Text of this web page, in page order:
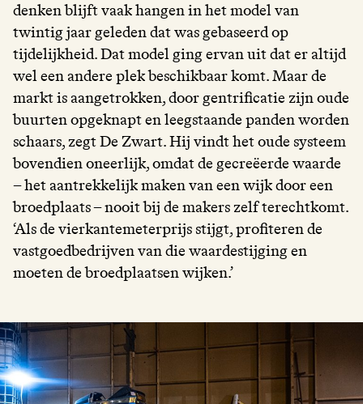
denken blijft vaak hangen in het model van
twintig jaar geleden dat was gebaseerd op
tijdelijkheid. Dat model ging ervan uit dat er altijd
wel een andere plek beschikbaar komt. Maar de
markt is aangetrokken, door gentrificatie zijn oude
buurten opgeknapt en leegstaande panden worden
schaars, zegt De Zwart. Hij vindt het oude systeem
bovendien oneerlijk, omdat de gecreëerde waarde
– het aantrekkelijk maken van een wijk door een
broedplaats – nooit bij de makers zelf terechtkomt.
‘Als de vierkantemeterprijs stijgt, profiteren de
vastgoedbedrijven van die waardestijging en
moeten de broedplaatsen wijken.’